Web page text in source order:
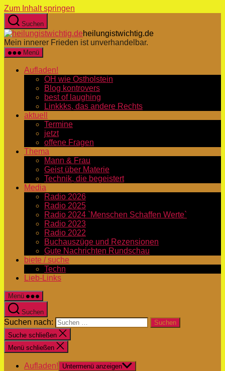
Zum Inhalt springen
Suchen
heilungistwichtig.de
Mein innerer Frieden ist unverhandelbar.
Menü
Aufladen!
OH wie Ostholstein
Blog kontrovers
best of laughing
Linkkks, das andere Rechts
aktuell
Termine
jetzt
offene Fragen
Thema
Mann & Frau
Geist über Materie
Technik, die begeistert
Media
Radio 2026
Radio 2025
Radio 2024 `Menschen Schaffen Werte`
Radio 2023
Radio 2022
Buchauszüge und Rezensionen
Gute Nachrichten Rundschau
biete / suche
Techn
Lieb-Links
Menü
Suchen
Suchen nach:
Suche schließen
Menü schließen
Aufladen! Untermenü anzeigen